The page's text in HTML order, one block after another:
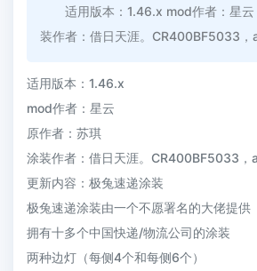
适用版本：1.46.x mod作者：星
装作者：借日天涯。CR400BF5033，
适用版本：1.46.x
mod作者：星云
原作者：苏琪
涂装作者：借日天涯。CR400BF5033，
更新内容：极兔速递涂装
极兔速递涂装由一个不愿署名的大佬提供
拥有十多个中国快递/物流公司的涂装
两种边灯（每侧4个和每侧6个）